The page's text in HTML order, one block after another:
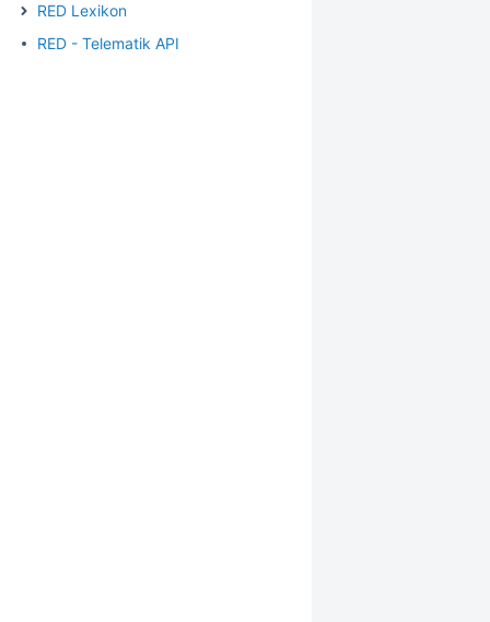
RED Lexikon
RED - Telematik API